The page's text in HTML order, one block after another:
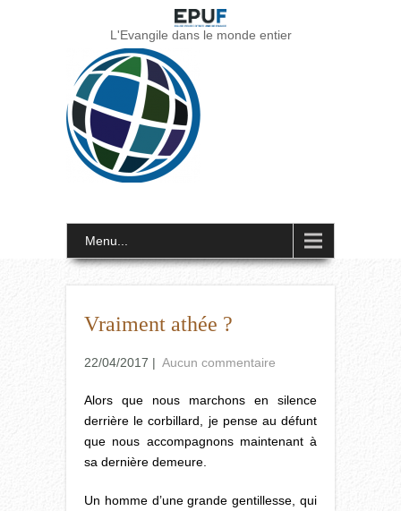
L'Evangile dans le monde entier
Menu...
Vraiment athée ?
22/04/2017 | Aucun commentaire
Alors que nous marchons en silence
derrière le corbillard, je pense au défunt
que nous accompagnons maintenant à
sa dernière demeure.
Un homme d’une grande gentillesse, qui